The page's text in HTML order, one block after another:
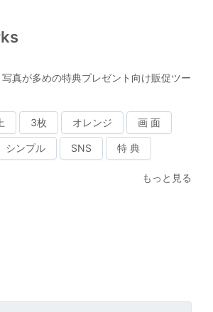
写真が多めの特典プレゼント向け販促ツー
3枚 オレンジ 画 面
シンプル SNS 特 典
もっと見る